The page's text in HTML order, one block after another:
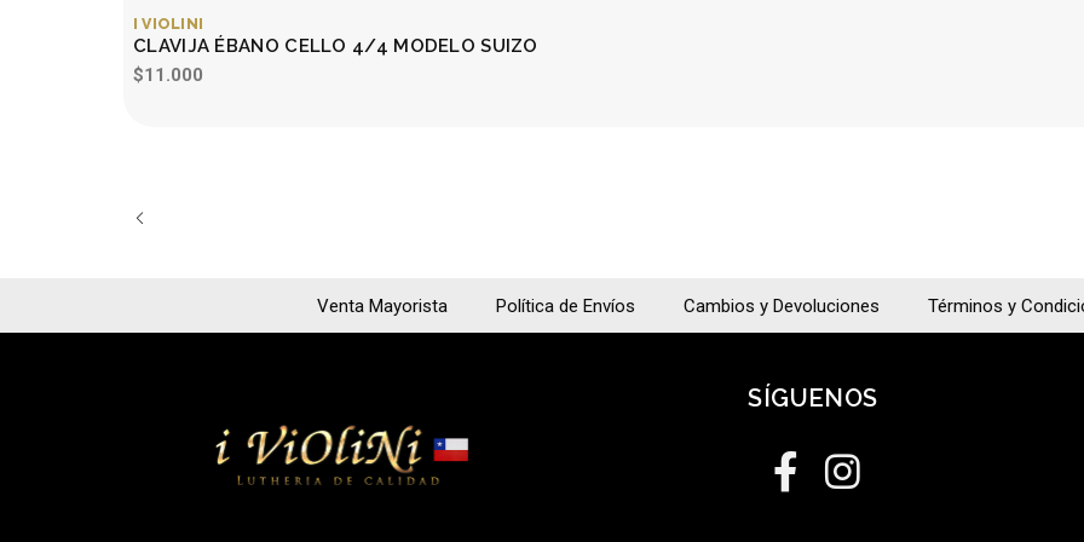
I VIOLINI
CLAVIJA ÉBANO CELLO 4/4 MODELO SUIZO
$11.000
Venta Mayorista Política de Envíos Cambios y Devoluciones Términos y
SÍGUENOS